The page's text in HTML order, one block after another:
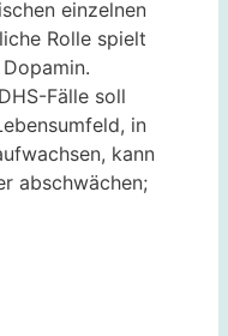
einzelnen
Rolle spielt
Fälle soll
in
kann
abschwächen;